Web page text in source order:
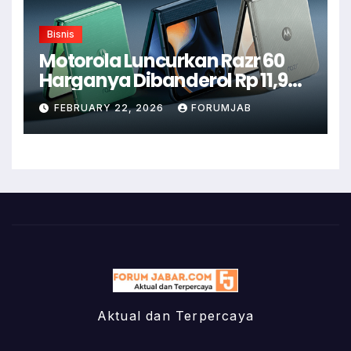
Bisnis
Motorola Luncurkan Razr 60
Harganya Dibanderol Rp 11,9
Juta
FEBRUARY 22, 2026 FORUMJAB
Aktual dan Terpercaya